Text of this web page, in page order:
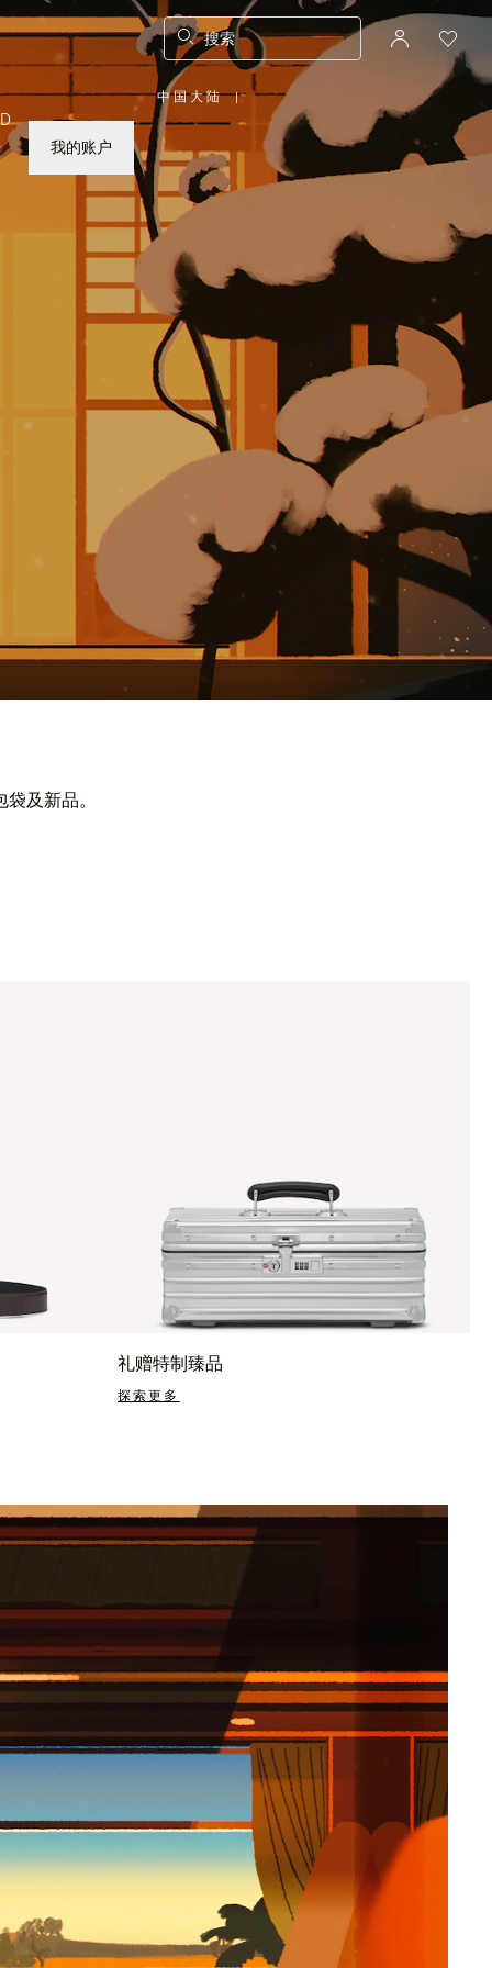
搜索
我的账户
中国大陆
,
请
您
所
在
的
国
|
及新品。
礼赠特制臻品
探索更多